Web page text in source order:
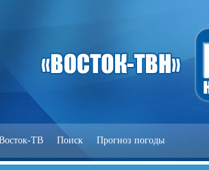
ТВ Поиск Прогноз погоды